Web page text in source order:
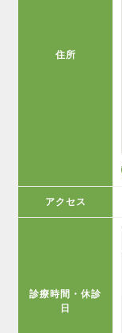
住所
アクセス
診療時間・休診
日